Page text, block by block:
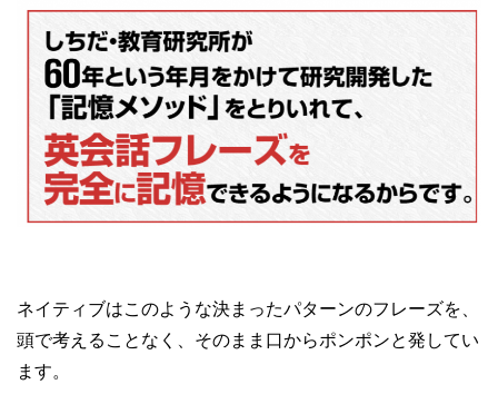
ネイティブはこのような決まったパターンのフレーズを、
頭で考えることなく、そのまま口からポンポンと発してい
ます。